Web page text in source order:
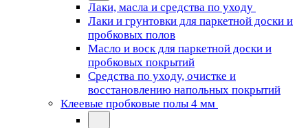
Лаки, масла и средства по уходу
Лаки и грунтовки для паркетной доски и
пробковых полов
Масло и воск для паркетной доски и
пробковых покрытий
Средства по уходу, очистке и
восстановлению напольных покрытий
Клеевые пробковые полы 4 мм